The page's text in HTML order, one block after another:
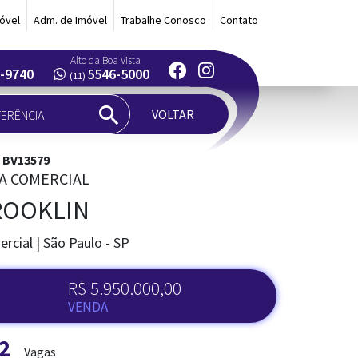
Adm. de Imóvel Trabalhe Conosco Contato
9740
Alto da Boa Vista
(11) 5546-5000
VOLTAR
BV13579
COMERCIAL
| São Paulo - SP
R$ 5.950.000,00
VENDA
Vagas